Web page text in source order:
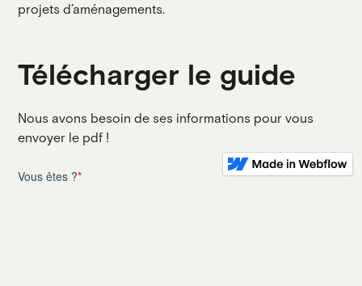
projets d’aménagements.
Télécharger le guide
Nous avons besoin de ses informations pour vous
envoyer le pdf !